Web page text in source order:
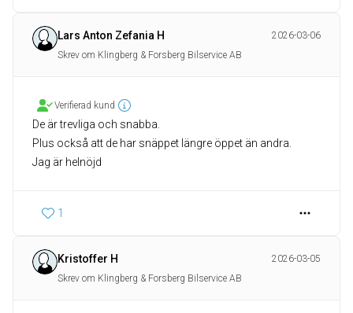
Lars Anton Zefania H
2026-03-06
Skrev om Klingberg & Forsberg Bilservice AB
Verifierad kund
De är trevliga och snabba.
Plus också att de har snäppet längre öppet än andra.
Jag är helnöjd
1
Kristoffer H
2026-03-05
Skrev om Klingberg & Forsberg Bilservice AB